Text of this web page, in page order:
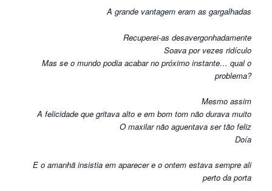
A grande vantagem eram as gargalhadas
Recuperei-as desavergonhadamente
Soava por vezes ridículo
Mas se o mundo podia acabar no próximo instante… qual o
problema?
Mesmo assim
A felicidade que gritava alto e em bom tom não durava muito
O maxilar não aguentava ser tão feliz
Doía
E o amanhã insistia em aparecer e o ontem estava sempre ali
perto da porta